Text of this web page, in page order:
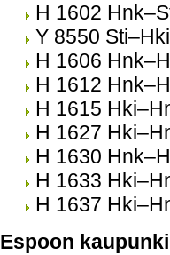
H 1602
Y 8550
H 1606
H 1612
H 1615
H 1627
H 1630
H 1633
H 1637
Espoon